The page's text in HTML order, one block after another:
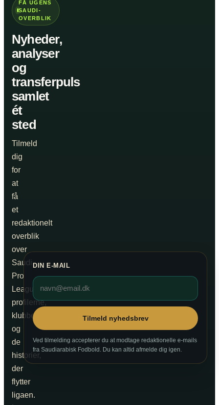
FÅ UGENS
SAUDI-
OVERBLIK
Nyheder,
analyser
og
transferpuls
samlet
ét
sted
Tilmeld
dig
for
at
få
et
redaktionelt
overblik
over
Saudi
Pro
League,
profilerne,
klubberne
og
de
historier,
der
flytter
ligaen.
DIN E-MAIL
Tilmeld nyhedsbrev
Ved tilmelding accepterer du at modtage redaktionelle e-mails
fra Saudiarabisk Fodbold. Du kan altid afmelde dig igen.